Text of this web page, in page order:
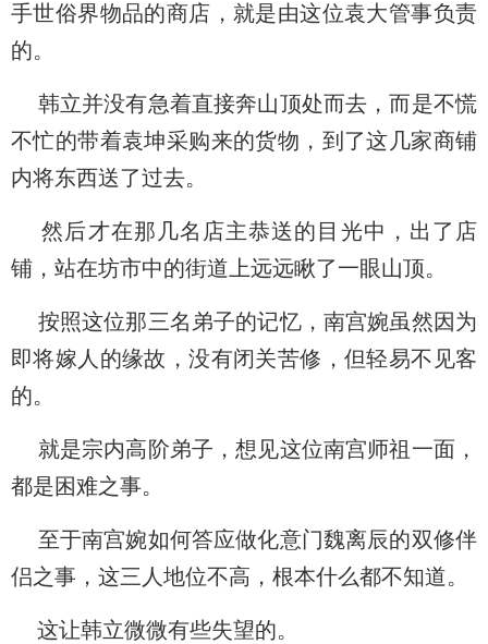
手世俗界物品的商店，就是由这位袁大管事负责
的。
韩立并没有急着直接奔山顶处而去，而是不慌
不忙的带着袁坤采购来的货物，到了这几家商铺
内将东西送了过去。
然后才在那几名店主恭送的目光中，出了店
铺，站在坊市中的街道上远远瞅了一眼山顶。
按照这位那三名弟子的记忆，南宫婉虽然因为
即将嫁人的缘故，没有闭关苦修，但轻易不见客
的。
就是宗内高阶弟子，想见这位南宫师祖一面，
都是困难之事。
至于南宫婉如何答应做化意门魏离辰的双修伴
侣之事，这三人地位不高，根本什么都不知道。
这让韩立微微有些失望的。